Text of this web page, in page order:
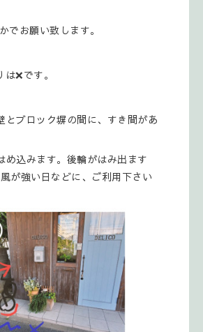
お願い致します。
❌です。
ブロック塀の間に、すき間があ
め込みます。後輪がはみ出ます
が強い日などに、ご利用下さい